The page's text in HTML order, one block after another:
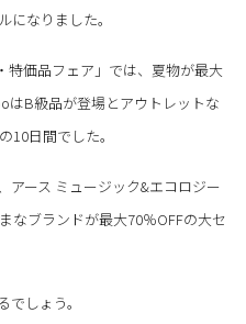
になりました。
特価品フェア」では、夏物が最大
はB級品が登場とアウトレットな
10日間でした。
アース ミュージック&エコロジー
なブランドが最大70％OFFの大セ
しょう。